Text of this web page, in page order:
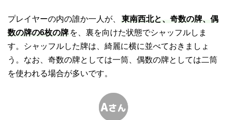
プレイヤーの内の誰か一人が、
東南西北と、奇数の牌、偶
数の牌の6枚の牌 を、裏を向けた状態でシャッフルしま
す。シャッフルした牌は、綺麗に横に並べておきましょ
う。なお、奇数の牌としては一筒、偶数の牌としては二筒
を使われる場合が多いです。